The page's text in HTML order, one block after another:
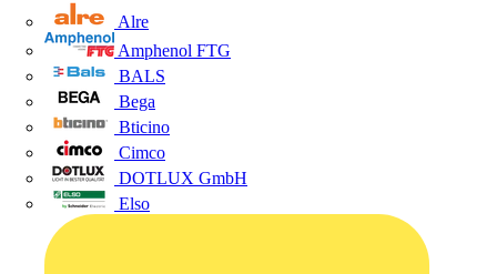
Alre
Amphenol FTG
BALS
Bega
Bticino
Cimco
DOTLUX GmbH
Elso